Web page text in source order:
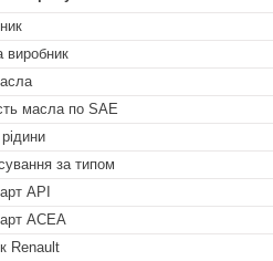
виробник
масла по SAE
за типом
API
ACEA
Renault